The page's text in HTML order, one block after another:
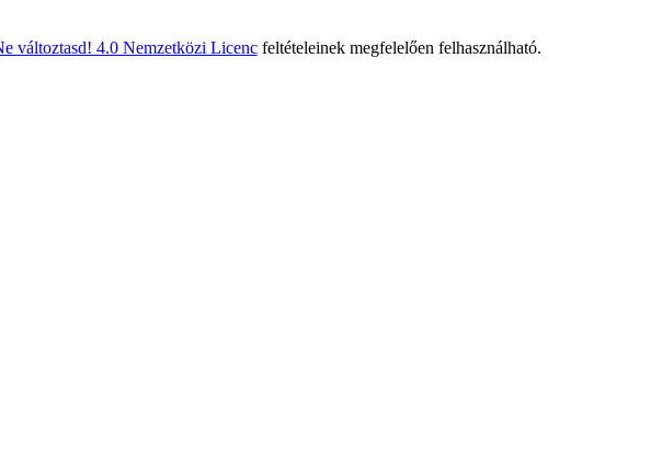
változtasd! 4.0 Nemzetközi Licencfeltételeinek megfelelően felhasználható.